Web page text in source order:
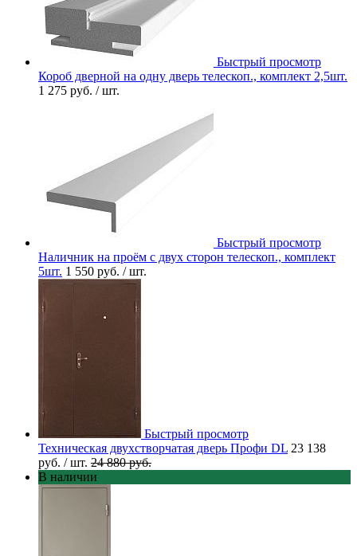
Быстрый просмотр
Короб дверной на одну дверь телескоп., комплект 2,5шт.
1 275 руб. / шт.
Быстрый просмотр
Наличник на проём с двух сторон телескоп., комплект
5шт. 1 550 руб. / шт.
Быстрый просмотр
Техническая двухстворчатая дверь Профи DL 23 138
руб. / шт. 24 880 руб.
В наличии